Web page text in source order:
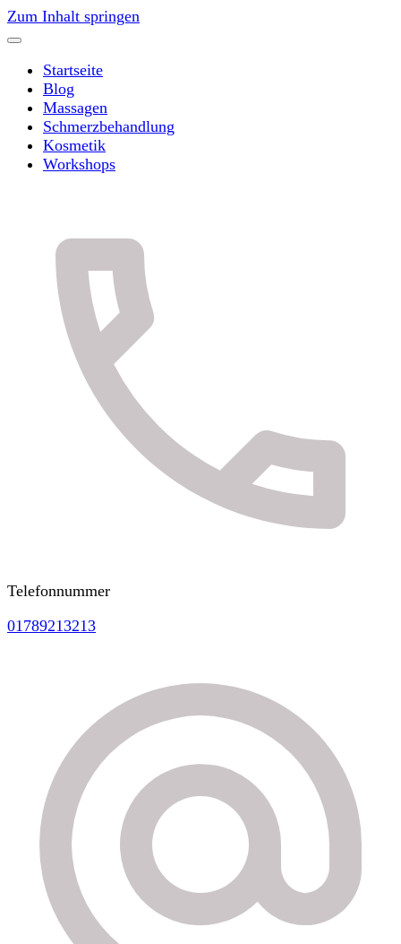
Zum Inhalt springen
Startseite
Blog
Massagen
Schmerzbehandlung
Kosmetik
Workshops
Telefonnummer
01789213213